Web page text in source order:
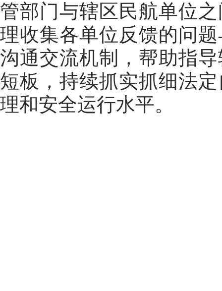
管部门与辖区民航单位
理收集各单位反馈的问
沟通交流机制，帮助指
短板，持续抓实抓细法
理和安全运行水平。